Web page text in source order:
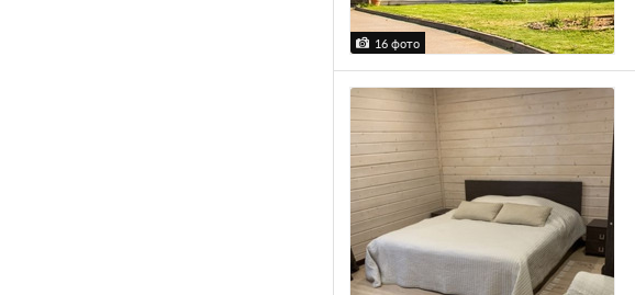
16 фото